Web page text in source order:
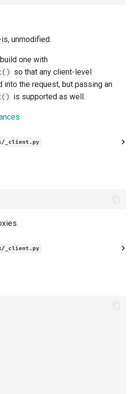
unmodified.
one with
so that any client-level
into the request, but passing an
is supported as well.
_client.py
_client.py